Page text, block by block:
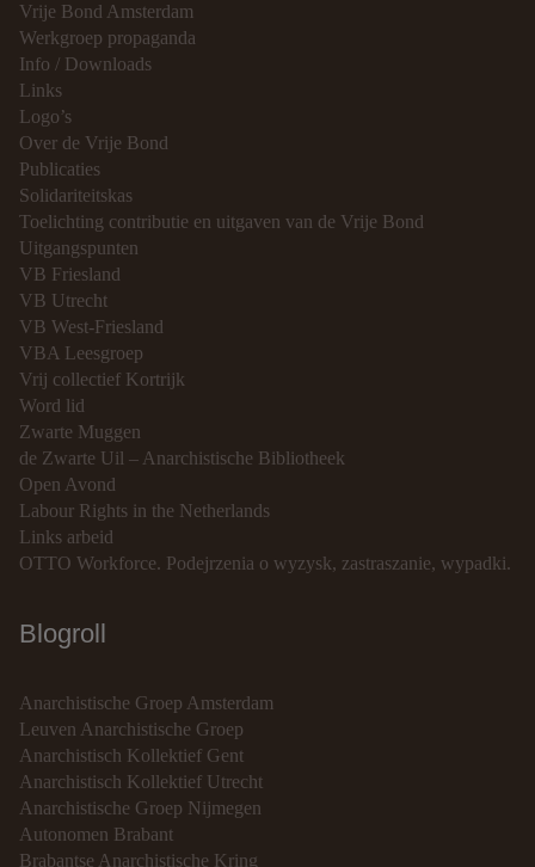
Vrije Bond Amsterdam
Werkgroep propaganda
Info / Downloads
Links
Logo’s
Over de Vrije Bond
Publicaties
Solidariteitskas
Toelichting contributie en uitgaven van de Vrije Bond
Uitgangspunten
VB Friesland
VB Utrecht
VB West-Friesland
VBA Leesgroep
Vrij collectief Kortrijk
Word lid
Zwarte Muggen
de Zwarte Uil – Anarchistische Bibliotheek
Open Avond
Labour Rights in the Netherlands
Links arbeid
OTTO Workforce. Podejrzenia o wyzysk, zastraszanie, wypadki.
Blogroll
Anarchistische Groep Amsterdam
Leuven Anarchistische Groep
Anarchistisch Kollektief Gent
Anarchistisch Kollektief Utrecht
Anarchistische Groep Nijmegen
Autonomen Brabant
Brabantse Anarchistische Kring